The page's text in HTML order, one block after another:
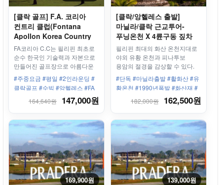
[클락 골프] F.A. 코리아
컨트리 클럽(Fontana
Apollon Korea Country
Club) 왕복차량 + 그린피
바우처 18홀 - 평일/주중
FA코리아 C.C는 필리핀 최초로
순수 한국인 기술력과 자본으로
만들어진 골프장으로 아름다운
자연환경과 좋은 조건을 가지고
있습니다.
#주중요금 #평일 #2인라운딩 #
클락골프 #수빅 #앙헬레스 #FA
코리아 #왕복차량 #픽업드롭
164,640원 147,000원
[클락/앙헬레스 출발]
마닐라/클락 근교투어-
푸닝온천 X 4륜구동 짚차
일일투어
필리핀 최대의 화산 온천지대로
야외 유황 온천과 피나투보
용암의 절경을 감상할 수 있다.
온천욕 뿐만 아니라 화산재
찜질이 매력 포인트!
#단독 #마닐라출발 #활화산 #유
황온천 #1990년폭발 #화산재 #
온천욕 #4륜구동 #짚차
182,000원 162,500원
169,900원 139,000원